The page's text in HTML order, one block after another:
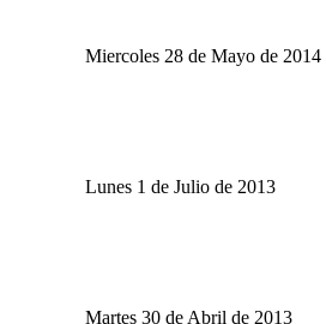
Miercoles 28 de Mayo de 2014
Lunes 1 de Julio de 2013
Martes 30 de Abril de 2013